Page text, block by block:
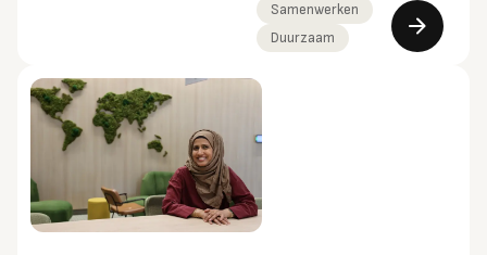
Samenwerken
Duurzaam
worden, was nog
allesbehalve duidelijk.